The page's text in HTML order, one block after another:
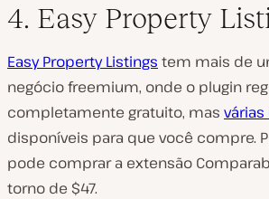
4. Easy Property
Easy Property Listings tem mais de
negócio freemium, onde o plugin
completamente gratuito, mas
disponíveis para que você compre.
pode comprar a extensão
torno de $47.